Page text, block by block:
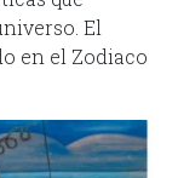
El
en el Zodiaco